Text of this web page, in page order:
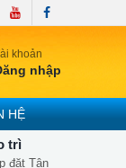
khoản
nhập
HỆ
trì
đặt Tận